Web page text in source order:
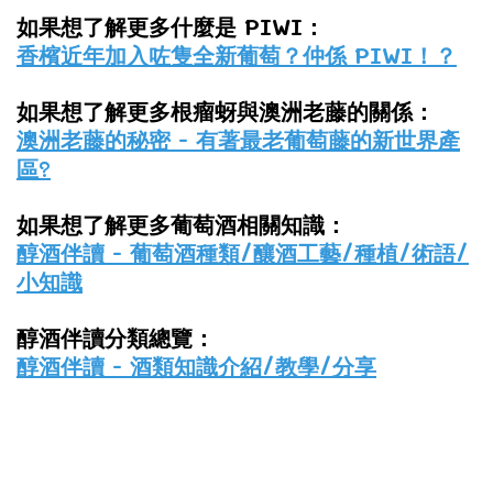
如果想了解更多什麼是 PIWI：
香檳近年加入咗隻全新葡萄？仲係 PIWI！？
如果想了解更多根瘤蚜與澳洲老藤的關係：
澳洲老藤的秘密 - 有著最老葡萄藤的新世界產
區?
如果想了解更多葡萄酒相關知識：
醇酒伴讀 - 葡萄酒種類/釀酒工藝/種植/術語/
小知識
醇酒伴讀分類總覽：
醇酒伴讀 - 酒類知識介紹/教學/分享